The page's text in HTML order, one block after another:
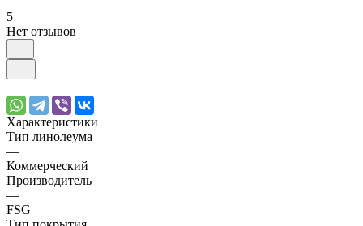
5
Нет отзывов
Характеристики
Тип линолеума
—
Коммерческий
Производитель
—
FSG